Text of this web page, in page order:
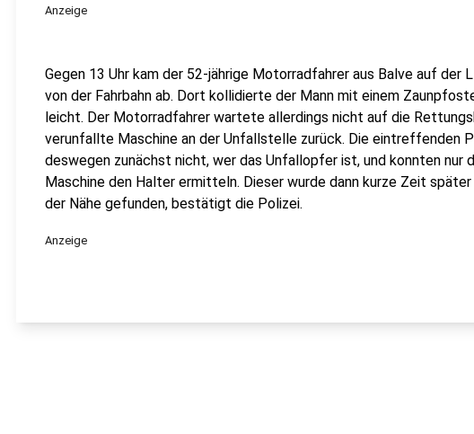
Anzeige
Gegen 13 Uhr kam der 52-jährige Motorradfahrer aus Balve auf der
von der Fahrbahn ab. Dort kollidierte der Mann mit einem
leicht. Der Motorradfahrer wartete allerdings nicht auf die
verunfallte Maschine an der Unfallstelle zurück. Die eintreffenden
deswegen zunächst nicht, wer das Unfallopfer ist, und konnten nur
Maschine den Halter ermitteln. Dieser wurde dann kurze Zeit später
der Nähe gefunden, bestätigt die Polizei.
Anzeige